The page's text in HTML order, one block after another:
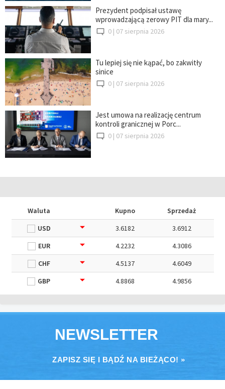
Prezydent podpisał ustawę
wprowadzającą zerowy PIT dla mary...
0 | 07 sierpnia 2026
Tu lepiej się nie kąpać, bo zakwitły
sinice
0 | 07 sierpnia 2026
Jest umowa na realizację centrum
kontroli granicznej w Porc...
0 | 07 sierpnia 2026
Waluta Kupno
Sprzedaż
USD
3.6182
3.6912
EUR
4.2232
4.3086
CHF
4.5137
4.6049
GBP
4.8868 4.9856
NEWSLETTER
ZAPISZ SIĘ I BĄDŹ NA BIEŻĄCO! »